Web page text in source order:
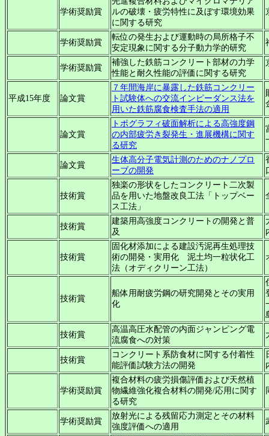
学術奨励賞
ルの破壊・疲労特性に及ぼす環境効果
に関する研究
学術奨励賞
転位の発生および運動時の局所格子不
安定現象に関する分子動力学的研究
学術奨励賞
補強した鉄筋コンクリート部材の力学
性能と耐久性能の評価に関する研究
平成15年度 論文賞
７年間海岸に暴露した鉄筋コンクリー
ト試験体への交流インピーダンス法を
用いた鉄筋腐食検査手法の適用
論文賞
トポグラフィ破面解析による高強度鋼
の内部疲労き裂発生・進展機構に関す
る研究
論文賞
生体高分子電気計測のためのナノプロ
ーブの開発
技術賞
独楽の形状をしたコンクリート二次製
品を用いた地盤改良工法「トップベー
ス工法」
技術賞
建築用高強度コンクリートの開発と普
及
技術賞
固化材添加による建設汚泥再生処理技
術の開発・実用化 泥土均一粒状化工
法（オディクリーン工法）
技術賞
船体用耐疲労鋼の研究開発とその実用
化
技術賞
高温高圧水配管の内面ジャンピング電
流腐食への対策
技術賞
コンクリート系防食材に関する付着性
能評価試験方法の開発
学術奨励賞
複合材料の疲労損傷評価および天然植
物繊維強化複合材料の開発/応用に関す
る研究
学術奨励賞
放射光による残留応力測定とその材料
強度評価への適用